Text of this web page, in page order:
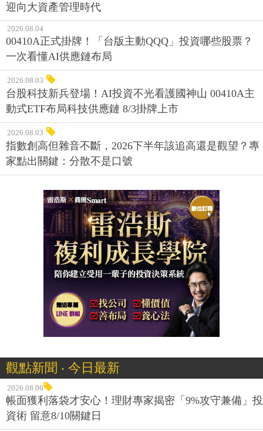
迎向大資產管理時代
2026.08.04
00410A正式掛牌！「台版主動QQQ」投資哪些股票？
一次看懂AI供應鏈布局
2026.08.03
台股科技新兵登場！AI投資不光看護國神山 00410A主
動式ETF布局科技供應鏈 8/3掛牌上市
2026.08.03
指數創高但雜音不斷，2026下半年該追高還是觀望？專
家點出關鍵：分散不是口號
觀點新聞 ‧ 今日最新
2026.08.06
帳面獲利落袋才安心！理財專家揭密「9%攻守兼備」投
資術 留意8/10關鍵日